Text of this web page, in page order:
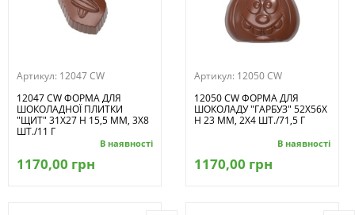
Артикул: 12047 CW
12047 CW ФОРМА ДЛЯ
ШОКОЛАДНОЇ ПЛИТКИ
"ЩИТ" 31Х27 H 15,5 ММ, 3Х8
ШТ./11 Г
В наявності
1170,00 грн
Артикул: 12050 CW
12050 CW ФОРМА ДЛЯ
ШОКОЛАДУ "ГАРБУЗ" 52X56X
H 23 ММ, 2Х4 ШТ./71,5 Г
В наявності
1170,00 грн